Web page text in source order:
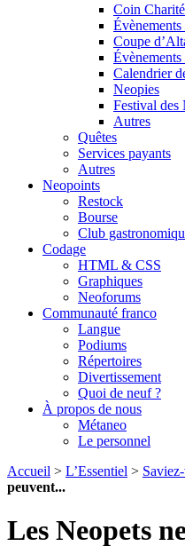
Coin Charité
Évènements
Coupe
Évènements
Calendrier
Neopies
Festival des
Autres
Quêtes
Services payants
Autres
Neopoints
Restock
Bourse
Club
Codage
HTML & CSS
Graphiques
Neoforums
Communauté franco
Langue
Podiums
Répertoires
Divertissement
Quoi de neuf ?
À propos de nous
Métaneo
Le personnel
Accueil > L’Essentiel >
peuvent...
Les Neopets